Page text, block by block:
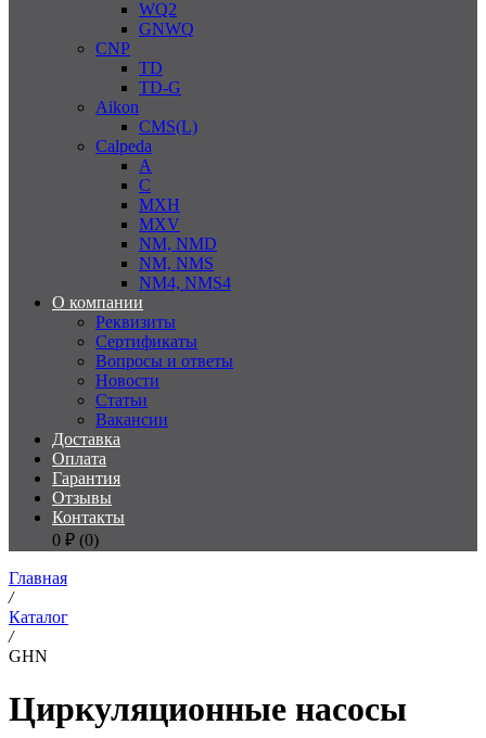
WQ2
GNWQ
CNP
TD
TD-G
Aikon
CMS(L)
Calpeda
A
C
MXH
MXV
NM, NMD
NM, NMS
NM4, NMS4
О компании
Реквизиты
Сертификаты
Вопросы и ответы
Новости
Статьи
Вакансии
Доставка
Оплата
Гарантия
Отзывы
Контакты
0 ₽ (0)
Главная
/
Каталог
/
GHN
Циркуляционные насосы